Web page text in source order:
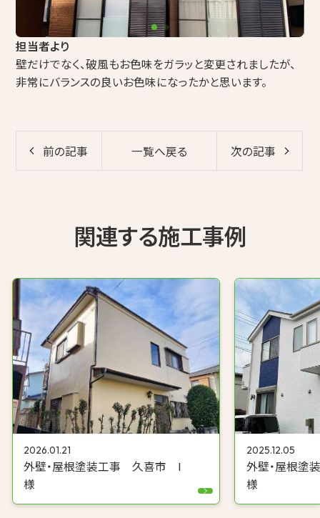
担当者より
壁だけでなく、破風もお色味をガラッと変更されましたが、
非常にバランスの良いお色味になったかと思います。
前の記事 一覧へ戻る 次の記事
関連する施工事例
2026.01.21
外壁・屋根塗装工事 久喜市 I
様
2025.12.05
外壁・屋根
様